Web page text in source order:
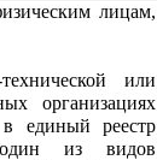
лицам,
или
организациях
единый реестр
один из видов